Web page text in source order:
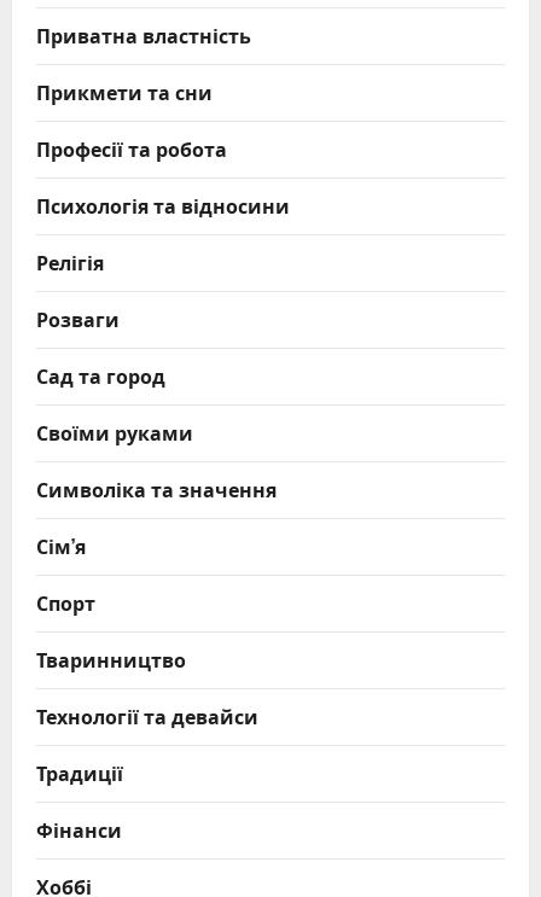
Приватна властність
Прикмети та сни
Професії та робота
Психологія та відносини
Релігія
Розваги
Сад та город
Своїми руками
Символіка та значення
Сім’я
Спорт
Тваринництво
Технології та девайси
Традиції
Фінанси
Хоббі